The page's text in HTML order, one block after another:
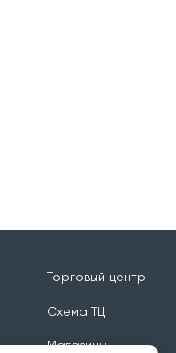
Торговый центр
Схема ТЦ
Магазины